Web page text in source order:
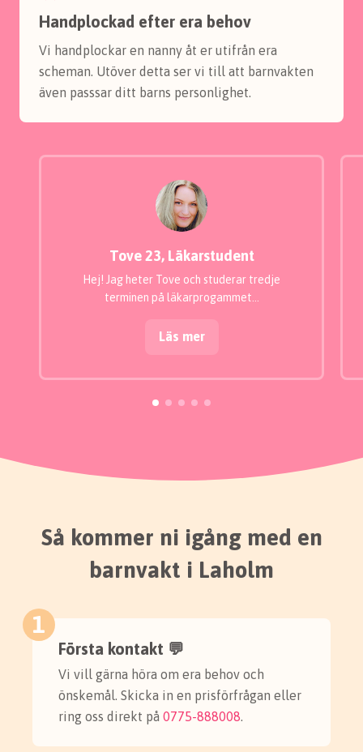
Handplockad efter era behov
Vi handplockar en nanny åt er utifrån era
scheman. Utöver detta ser vi till att barnvakten
även passsar ditt barns personlighet.
Tove 23, Läkarstudent
Hej! Jag heter Tove och studerar tredje
terminen på läkarprogammet…
Läs mer
Så kommer ni igång med en
barnvakt i Laholm
1
Första kontakt 💬
Vi vill gärna höra om era behov och
önskemål. Skicka in en prisförfrågan eller
ring oss direkt på 0775-888008.